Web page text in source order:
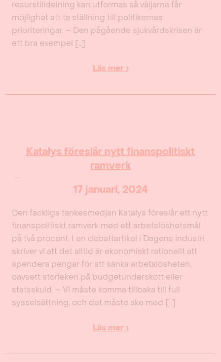
resurstilldelning kan utformas så väljarna får
möjlighet att ta ställning till politikernas
prioriteringar. – Den pågående sjukvårdskrisen är
ett bra exempel […]
Läs mer ›
Katalys föreslår nytt finanspolitiskt
ramverk
17 januari, 2024
Den fackliga tankesmedjan Katalys föreslår ett nytt
finanspolitiskt ramverk med ett arbetslöshetsmål
på två procent. I en debattartikel i Dagens industri
skriver vi att det alltid är ekonomiskt rationellt att
spendera pengar för att sänka arbetslösheten,
oavsett storleken på budgetunderskott eller
statsskuld. – Vi måste komma tillbaka till full
sysselsättning, och det måste ske med […]
Läs mer ›